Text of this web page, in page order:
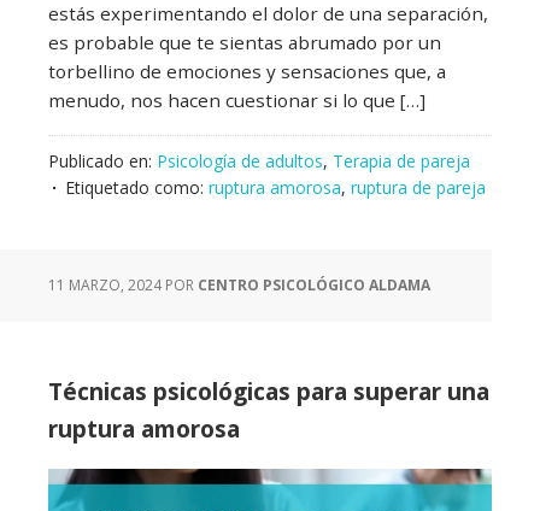
estás experimentando el dolor de una separación,
es probable que te sientas abrumado por un
torbellino de emociones y sensaciones que, a
menudo, nos hacen cuestionar si lo que […]
Publicado en: Psicología de adultos, Terapia de pareja
Etiquetado como: ruptura amorosa, ruptura de pareja
11 MARZO, 2024POR CENTRO PSICOLÓGICO ALDAMA
Técnicas psicológicas para superar una
ruptura amorosa